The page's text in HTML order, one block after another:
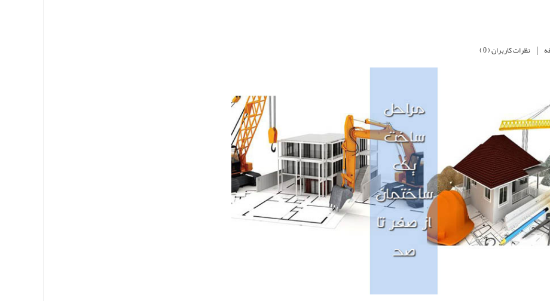
| نظرات کاربران ( 0 )